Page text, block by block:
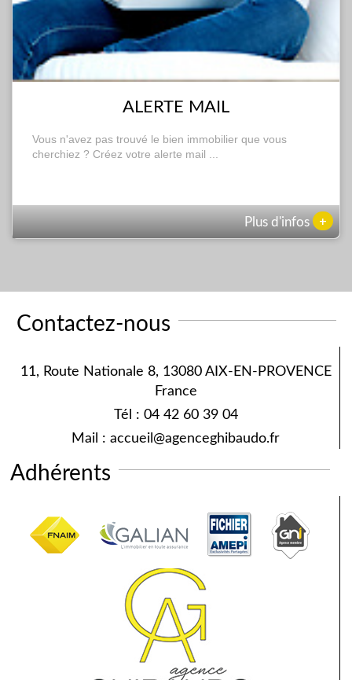
ALERTE MAIL
Vous n'avez pas trouvé le bien immobilier que vous
cherchiez ? Créez votre alerte mail ...
Plus d'infos +
Contactez-nous
11, Route Nationale 8, 13080 AIX-EN-PROVENCE
France
Tél : 04 42 60 39 04
Mail : accueil@agenceghibaudo.fr
Adhérents